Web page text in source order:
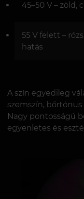
45–50 V – zöld,
55 V felett –
hatás
A szín egyedileg
szemszín,
Nagy pontosságú
egyenletes és